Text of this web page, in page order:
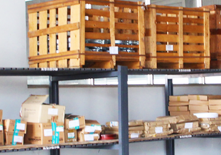
Máy cào bóc
6
Máy cào bóc tái
1